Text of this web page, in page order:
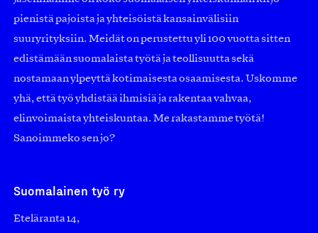
pienistä pajoista ja yhteisöistä kansainvälisiin
suuryrityksiin. Meidät on perustettu yli 100 vuotta sitten
edistämään suomalaista työtä ja teollisuutta sekä
nostamaan ylpeyttä kotimaisesta osaamisesta. Uskomme
yhä, että työ yhdistää ihmisiä ja rakentaa vahvaa,
elinvoimaista yhteiskuntaa. Me rakastamme työtä!
Sanoimmeko sen jo?
Suomalainen työ ry
Eteläranta 14,